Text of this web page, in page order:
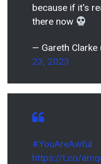
because if it's
there now
— Gareth Clarke
23, 2023
#YouAreAwful
https://t.co/